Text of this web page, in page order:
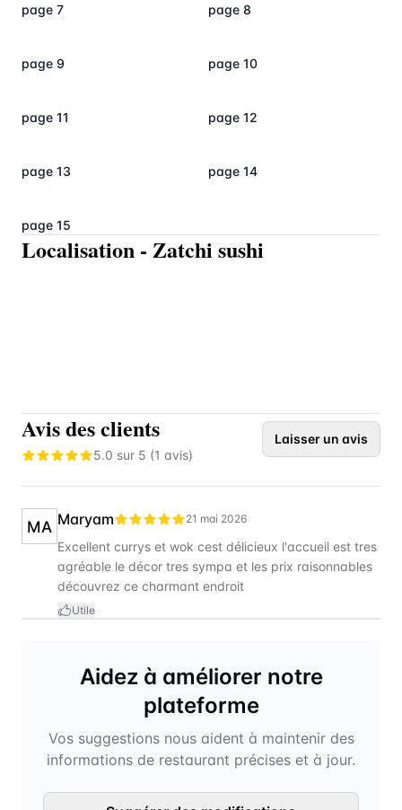
page 7 page 8
page 9 page 10
page 11 page 12
page 13 page 14
page 15
Localisation - Zatchi sushi
Avis des clients
5.0 sur 5 (1 avis)
Laisser un avis
MA Maryam 21 mai 2026
Excellent currys et wok cest délicieux l'accueil est tres
agréable le décor tres sympa et les prix raisonnables
découvrez ce charmant endroit
Utile
Aidez à améliorer notre
plateforme
Vos suggestions nous aident à maintenir des
informations de restaurant précises et à jour.